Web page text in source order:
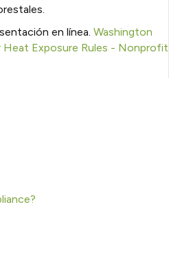
en línea. Washington
Heat Exposure Rules - Nonprofit